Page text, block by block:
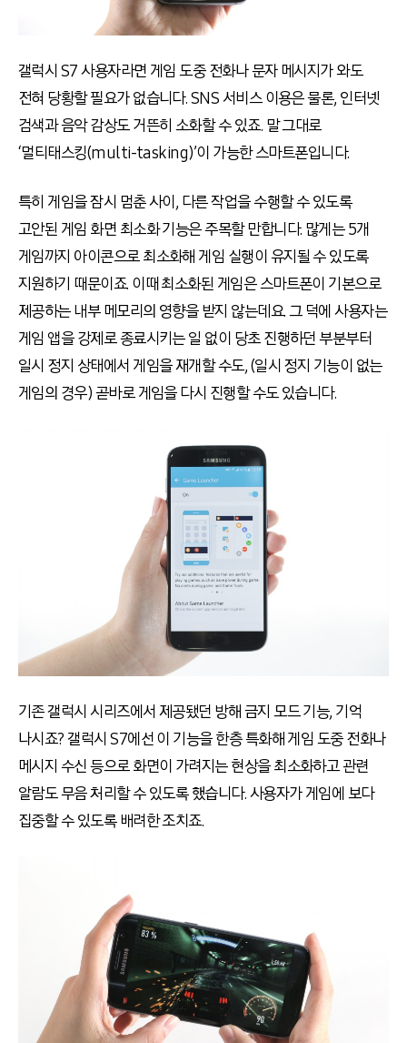
갤럭시 S7 사용자라면 게임 도중 전화나 문자 메시지가 와도
전혀 당황할 필요가 없습니다. SNS 서비스 이용은 물론, 인터넷
검색과 음악 감상도 거뜬히 소화할 수 있죠. 말 그대로
‘멀티태스킹(multi-tasking)’이 가능한 스마트폰입니다.
특히 게임을 잠시 멈춘 사이, 다른 작업을 수행할 수 있도록
고안된 게임 화면 최소화 기능은 주목할 만합니다. 많게는 5개
게임까지 아이콘으로 최소화해 게임 실행이 유지될 수 있도록
지원하기 때문이죠. 이때 최소화된 게임은 스마트폰이 기본으로
제공하는 내부 메모리의 영향을 받지 않는데요. 그 덕에 사용자는
게임 앱을 강제로 종료시키는 일 없이 당초 진행하던 부분부터
일시 정지 상태에서 게임을 재개할 수도, (일시 정지 기능이 없는
게임의 경우) 곧바로 게임을 다시 진행할 수도 있습니다.
기존 갤럭시 시리즈에서 제공됐던 방해 금지 모드 기능, 기억
나시죠? 갤럭시 S7에선 이 기능을 한층 특화해 게임 도중 전화나
메시지 수신 등으로 화면이 가려지는 현상을 최소화하고 관련
알람도 무음 처리할 수 있도록 했습니다. 사용자가 게임에 보다
집중할 수 있도록 배려한 조치죠.